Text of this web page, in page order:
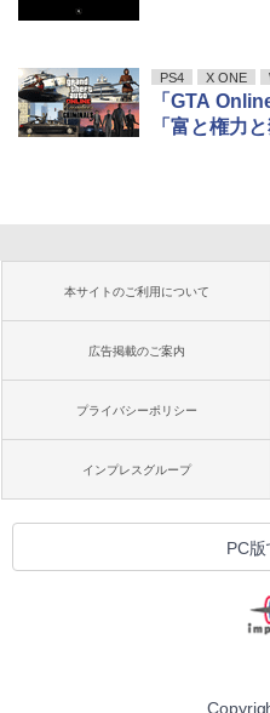
PS4 X ONE
「GTA
「富と権力
本サイトのご利用について
広告掲載のご案内
プライバシーポリシー
インプレスグループ
PC版